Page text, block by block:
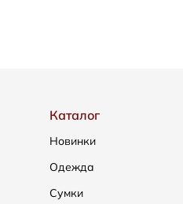
Каталог
Новинки
Одежда
Сумки